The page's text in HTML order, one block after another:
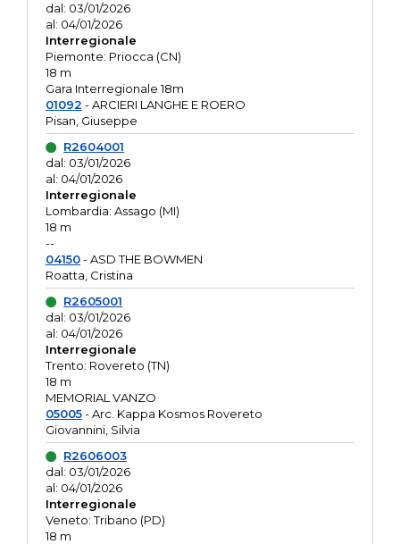
dal: 03/01/2026
al: 04/01/2026
Interregionale
Piemonte: Priocca (CN)
18 m
Gara Interregionale 18m
01092 - ARCIERI LANGHE E ROERO
Pisan, Giuseppe
R2604001
dal: 03/01/2026
al: 04/01/2026
Interregionale
Lombardia: Assago (MI)
18 m
--
04150- ASD THE BOWMEN
Roatta, Cristina
R2605001
dal: 03/01/2026
al: 04/01/2026
Interregionale
Trento: Rovereto (TN)
18 m
MEMORIAL VANZO
05005- Arc. Kappa Kosmos Rovereto
Giovannini, Silvia
R2606003
dal: 03/01/2026
al: 04/01/2026
Interregionale
Veneto: Tribano (PD)
18 m